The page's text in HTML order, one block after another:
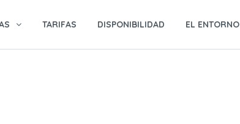
TARIFAS DISPONIBILIDAD EL ENTORNO